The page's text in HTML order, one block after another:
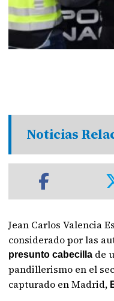
Noticias
Jean Carlos Valencia
considerado por las
presunto cabecilla de
pandillerismo en el
capturado en Madrid,